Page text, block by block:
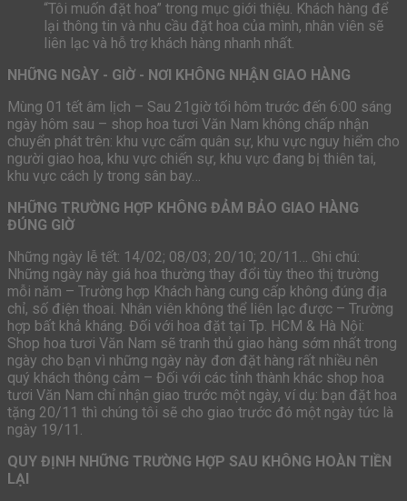
“Tôi muốn đặt hoa” trong mục giới thiệu. Khách hàng để
lại thông tin và nhu cầu đặt hoa của mình, nhân viên sẽ
liên lạc và hỗ trợ khách hàng nhanh nhất.
NHỮNG NGÀY - GIỜ - NƠI KHÔNG NHẬN GIAO HÀNG
Mùng 01 tết âm lịch – Sau 21giờ tối hôm trước đến 6:00 sáng
ngày hôm sau – shop hoa tươi Văn Nam không chấp nhận
chuyển phát trên: khu vực cấm quân sự, khu vực nguy hiểm cho
người giao hoa, khu vực chiến sự, khu vực đang bị thiên tai,
khu vực cách ly trong sân bay…
NHỮNG TRƯỜNG HỢP KHÔNG ĐẢM BẢO GIAO HÀNG
ĐÚNG GIỜ
Những ngày lễ tết: 14/02; 08/03; 20/10; 20/11… Ghi chú:
Những ngày này giá hoa thường thay đổi tùy theo thị trường
mỗi năm – Trường hợp Khách hàng cung cấp không đúng địa
chỉ, số điện thoai. Nhân viên không thể liên lạc được – Trường
hợp bất khả kháng. Đối với hoa đặt tại Tp. HCM & Hà Nội:
Shop hoa tươi Văn Nam sẽ tranh thủ giao hàng sớm nhất trong
ngày cho bạn vì những ngày này đơn đặt hàng rất nhiều nên
quý khách thông cảm – Đối với các tỉnh thành khác shop hoa
tươi Văn Nam chỉ nhận giao trước một ngày, ví dụ: bạn đặt hoa
tặng 20/11 thì chúng tôi sẽ cho giao trước đó một ngày tức là
ngày 19/11.
QUY ĐỊNH NHỮNG TRƯỜNG HỢP SAU KHÔNG HOÀN TIỀN
LẠI